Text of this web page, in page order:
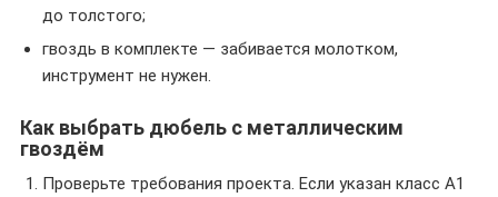
до толстого;
гвоздь в комплекте — забивается молотком,
инструмент не нужен.
Как выбрать дюбель с металлическим
гвоздём
Проверьте требования проекта. Если указан класс А1